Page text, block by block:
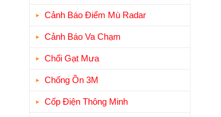
Cảnh Báo Điểm Mù Radar
Cảnh Báo Va Chạm
Chổi Gạt Mưa
Chống Ồn 3M
Cốp Điện Thông Minh